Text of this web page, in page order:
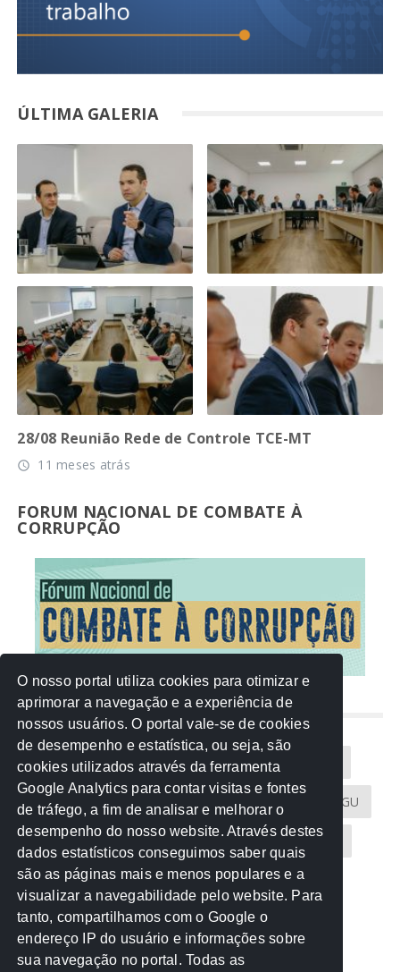
ÚLTIMA GALERIA
28/08 Reunião Rede de Controle TCE-MT
access_time 11 meses atrás
FORUM NACIONAL DE COMBATE À
CORRUPÇÃO
NUVEM DE TAGS
Acontece na Rede AGU AMM
Atricon Audicom CAU-MT CGU
CREA-MT Eventos MPC-MT MPE-MT
MPF Notícias PF PGE-MT PGR
Receita Federal Sem categoria
TCE-MT TCU TRE
O nosso portal utiliza cookies para otimizar e
aprimorar a navegação e a experiência de
nossos usuários. O portal vale-se de cookies
de desempenho e estatística, ou seja, são
cookies utilizados através da ferramenta
Google Analytics para contar visitas e fontes
de tráfego, a fim de analisar e melhorar o
desempenho do nosso website. Através destes
dados estatísticos conseguimos saber quais
são as páginas mais e menos populares e a
visualizar a navegabilidade pelo website. Para
tanto, compartilhamos com o Google o
endereço IP do usuário e informações sobre
sua navegação no portal. Todas as